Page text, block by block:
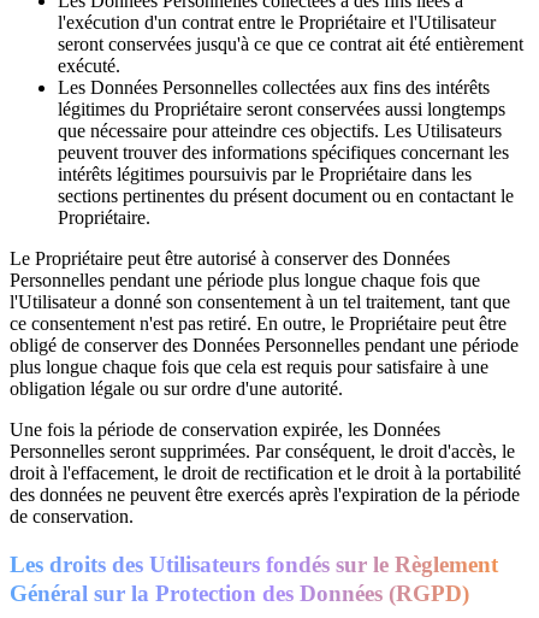
l'exécution d'un contrat entre le Propriétaire et l'Utilisateur
seront conservées jusqu'à ce que ce contrat ait été entièrement
exécuté.
Les Données Personnelles collectées aux fins des intérêts
légitimes du Propriétaire seront conservées aussi longtemps
que nécessaire pour atteindre ces objectifs. Les Utilisateurs
peuvent trouver des informations spécifiques concernant les
intérêts légitimes poursuivis par le Propriétaire dans les
sections pertinentes du présent document ou en contactant le
Propriétaire.
Le Propriétaire peut être autorisé à conserver des Données
Personnelles pendant une période plus longue chaque fois que
l'Utilisateur a donné son consentement à un tel traitement, tant que
ce consentement n'est pas retiré. En outre, le Propriétaire peut être
obligé de conserver des Données Personnelles pendant une période
plus longue chaque fois que cela est requis pour satisfaire à une
obligation légale ou sur ordre d'une autorité.
Une fois la période de conservation expirée, les Données
Personnelles seront supprimées. Par conséquent, le droit d'accès, le
droit à l'effacement, le droit de rectification et le droit à la portabilité
des données ne peuvent être exercés après l'expiration de la période
de conservation.
Les droits des Utilisateurs fondés sur le Règlement
Général sur la Protection des Données (RGPD)